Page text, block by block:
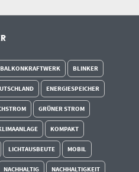
BALKONKRAFTWERK BLINKER
ENERGIESPEICHER
GRÜNER STROM
KOMPAKT
LICHTAUSBEUTE MOBIL
NACHHALTIG NACHHALTIGKEIT